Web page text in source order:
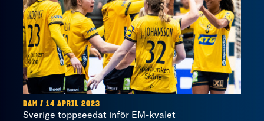
DAM / 14 APRIL 2023
Sverige toppseedat inför EM-kvalet